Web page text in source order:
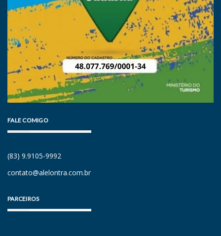
FALE COMIGO
(83) 9.9105-9992
contato@alelontra.com.br
PARCEIROS